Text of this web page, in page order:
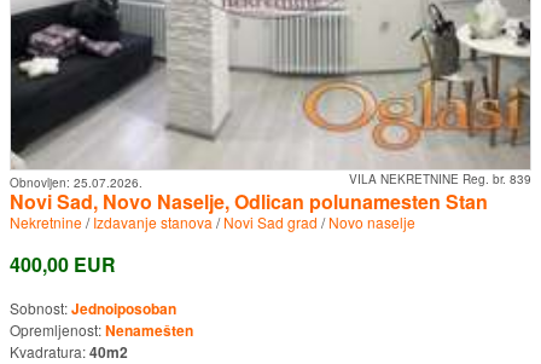
VILA NEKRETNINE Reg. br. 839
Obnovljen: 25.07.2026.
Novi Sad, Novo Naselje, Odlican polunamesten Stan
Nekretnine/Izdavanje stanova /Novi Sad grad /Novo naselje
400,00 EUR
Sobnost:Jednoiposoban
Opremljenost:Nenamešten
Kvadratura:40m2